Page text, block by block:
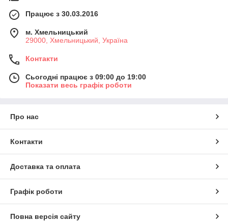
Працює з 30.03.2016
м. Хмельницький
29000, Хмельницький, Україна
Контакти
Сьогодні працює з 09:00 до 19:00
Показати весь графік роботи
Про нас
Контакти
Доставка та оплата
Графік роботи
Повна версія сайту